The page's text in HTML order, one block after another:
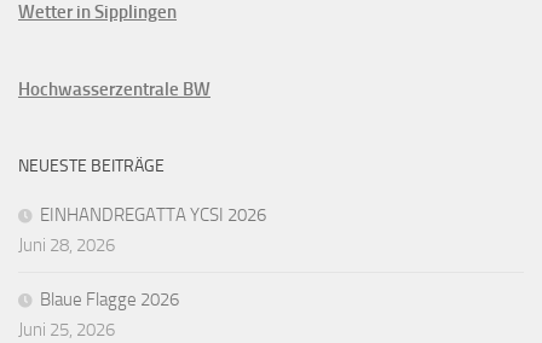
Wetter in Sipplingen
Hochwasserzentrale BW
NEUESTE BEITRÄGE
EINHANDREGATTA YCSI 2026
Juni 28, 2026
Blaue Flagge 2026
Juni 25, 2026